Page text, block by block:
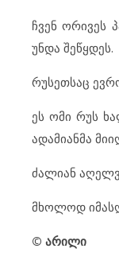
ჩვენ ორივეს
უნდა შეწყდეს.
რუსეთსაც
ეს ომი რუს
ადამიანმა
ძალიან
მხოლოდ
© არილი